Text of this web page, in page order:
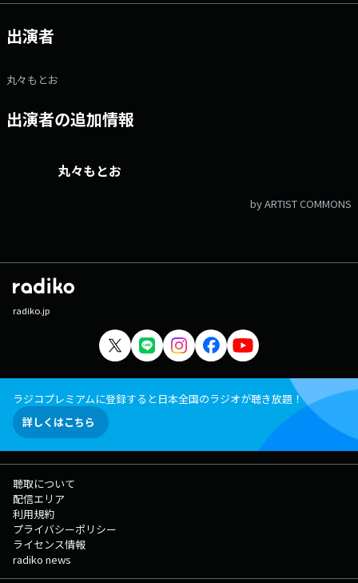
出演者
丸々もとお
出演者の追加情報
丸々もとお
by ARTIST COMMONS
radiko.jp
ラジコプレミアムに登録すると日本全国のラジオが聴き放題！
詳しくはこちら
聴取について
配信エリア
利用規約
プライバシーポリシー
ライセンス情報
radiko news